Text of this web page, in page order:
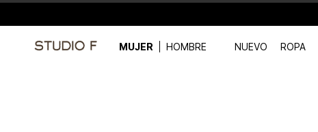
MUJER HOMBRE NUEVO ROPA